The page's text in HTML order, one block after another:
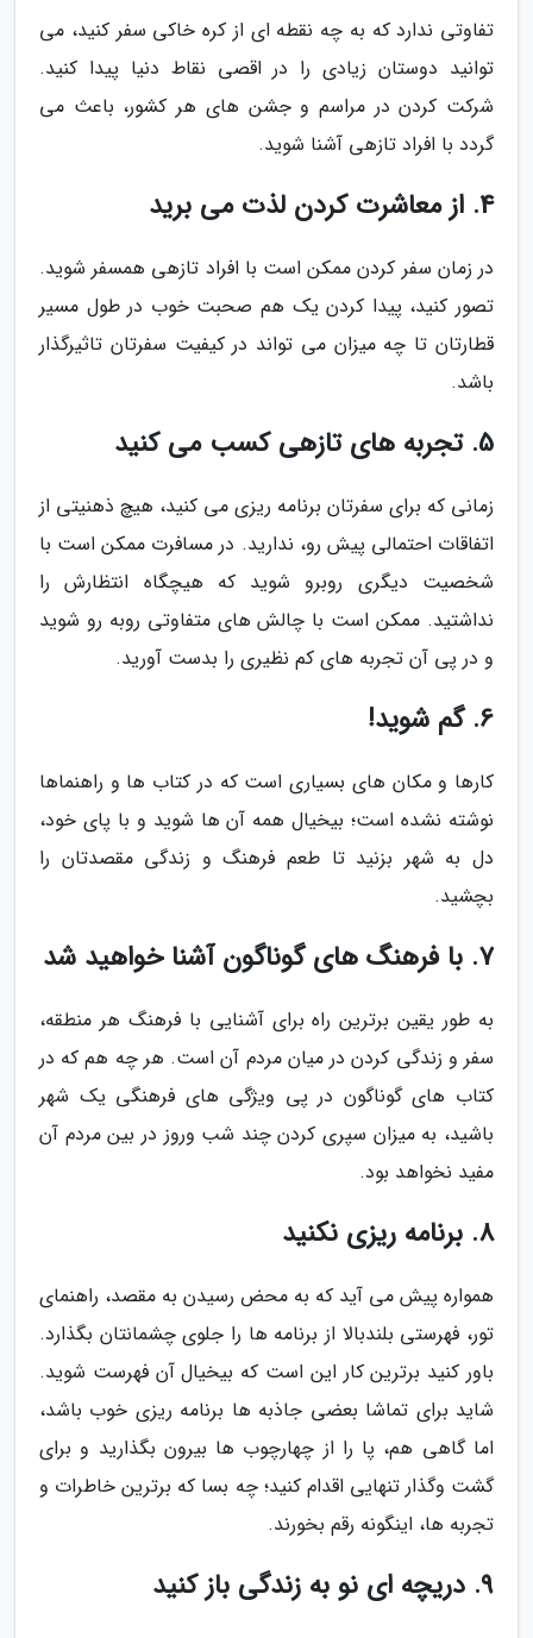
تفاوتی ندارد که به چه نقطه ای از کره خاکی سفر کنید، می
توانید دوستان زیادی را در اقصی نقاط دنیا پیدا کنید.
شرکت کردن در مراسم و جشن های هر کشور، باعث می
گردد با افراد تازهی آشنا شوید.
4. از معاشرت کردن لذت می برید
در زمان سفر کردن ممکن است با افراد تازهی همسفر شوید.
تصور کنید، پیدا کردن یک هم صحبت خوب در طول مسیر
قطارتان تا چه میزان می تواند در کیفیت سفرتان تاثیرگذار
باشد.
5. تجربه های تازهی کسب می کنید
زمانی که برای سفرتان برنامه ریزی می کنید، هیچ ذهنیتی از
اتفاقات احتمالی پیش رو، ندارید. در مسافرت ممکن است با
شخصیت دیگری روبرو شوید که هیچگاه انتظارش را
نداشتید. ممکن است با چالش های متفاوتی روبه رو شوید
و در پی آن تجربه های کم نظیری را بدست آورید.
6. گم شوید!
کارها و مکان های بسیاری است که در کتاب ها و راهنماها
نوشته نشده است؛ بیخیال همه آن ها شوید و با پای خود،
دل به شهر بزنید تا طعم فرهنگ و زندگی مقصدتان را
بچشید.
7. با فرهنگ های گوناگون آشنا خواهید شد
به طور یقین برترین راه برای آشنایی با فرهنگ هر منطقه،
سفر و زندگی کردن در میان مردم آن است. هر چه هم که در
کتاب های گوناگون در پی ویژگی های فرهنگی یک شهر
باشید، به میزان سپری کردن چند شب وروز در بین مردم آن
مفید نخواهد بود.
8. برنامه ریزی نکنید
همواره پیش می آید که به محض رسیدن به مقصد، راهنمای
تور، فهرستی بلندبالا از برنامه ها را جلوی چشمانتان بگذارد.
باور کنید برترین کار این است که بیخیال آن فهرست شوید.
شاید برای تماشا بعضی جاذبه ها برنامه ریزی خوب باشد،
اما گاهی هم، پا را از چهارچوب ها بیرون بگذارید و برای
گشت وگذار تنهایی اقدام کنید؛ چه بسا که برترین خاطرات و
تجربه ها، اینگونه رقم بخورند.
9. دریچه ای نو به زندگی باز کنید